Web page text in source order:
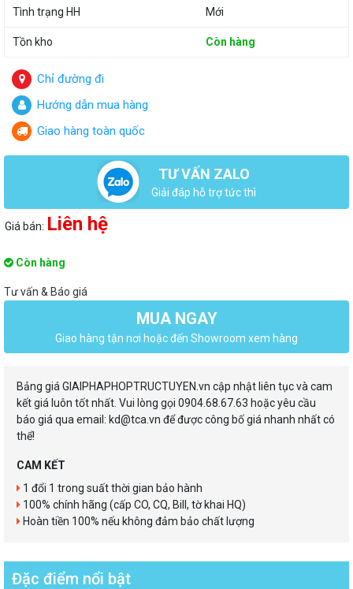
Tình trạng HH Mới
Tồn kho Còn hàng
Chỉ đường đi
Hướng dẫn mua hàng
Giao hàng toàn quốc
TƯ VẤN ZALO
Giải đáp hỗ trợ tức thì
Giá bán: Liên hệ
Còn hàng
Tư vấn & Báo giá
MUA NGAY
Giao hàng tận nơi hoặc đến Showroom xem hàng
Bảng giá GIAIPHAPHOPTRUCTUYEN.vn cập nhật liên tục và cam
kết giá luôn tốt nhất. Vui lòng gọi 0904.68.67.63 hoặc yêu cầu
báo giá qua email: kd@tca.vn để được công bố giá nhanh nhất có
thể!
CAM KẾT
1 đổi 1 trong suất thời gian bảo hành
100% chính hãng (cấp CO, CQ, Bill, tờ khai HQ)
Hoàn tiền 100% nếu không đảm bảo chất lượng
Đặc điểm nổi bật